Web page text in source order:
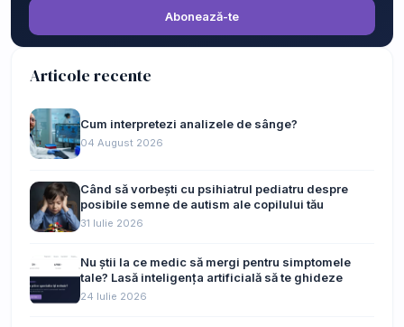
Abonează-te
Articole recente
Cum interpretezi analizele de sânge?
04 August 2026
Când să vorbești cu psihiatrul pediatru despre
posibile semne de autism ale copilului tău
31 Iulie 2026
Nu știi la ce medic să mergi pentru simptomele
tale? Lasă inteligența artificială să te ghideze
24 Iulie 2026